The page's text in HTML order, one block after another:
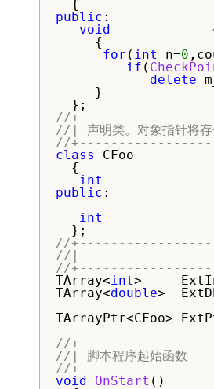
public :
void
{
for ( int n=0
if (
delete
}
//
//| 声明类。对象
//
class
CFoo
{
int
public :
int
//
//|
//
TArray<int>
TArray<double>
TArrayPtr<CFoo>
//
//| 脚本程序起始函数
//
void
OnStart ()